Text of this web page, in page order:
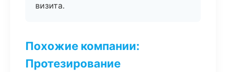
визита.
Похожие компании:
Протезирование